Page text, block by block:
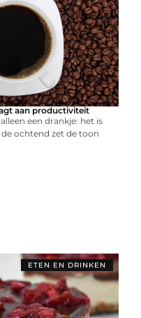
aan productiviteit
een drankje: het is
ochtend zet de toon
ETEN EN DRINKEN